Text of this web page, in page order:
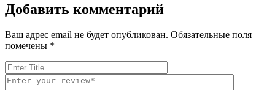
Добавить комментарий
Ваш адрес email не будет опубликован. Обязательные поля
помечены *